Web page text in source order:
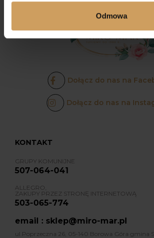
Odmowa
Dołącz do nas na
Dołącz do nas na
KONTAKT
GRUPY KOMUNIJNE
507-064-041
ALLEGRO,
ZAKUPY PRZEZ STRONĘ INTERNETOWĄ
503-065-774
email : sklep@miro-mar.pl
ul.Poprzeczna 26, 05-140 Borowa Góra gmina